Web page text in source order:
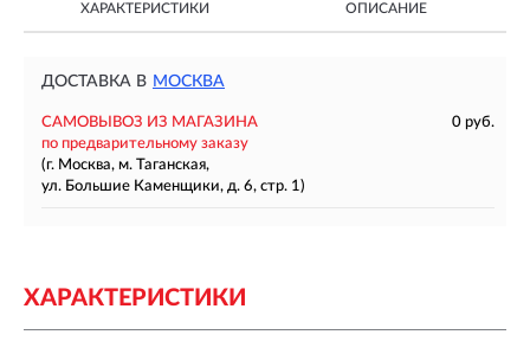
ХАРАКТЕРИСТИКИ ОПИСАНИЕ
ДОСТАВКА В МОСКВА
САМОВЫВОЗ ИЗ МАГАЗИНА
0 руб.
по предварительному заказу
(г. Москва, м. Таганская,
ул. Большие Каменщики, д. 6, стр. 1)
ХАРАКТЕРИСТИКИ